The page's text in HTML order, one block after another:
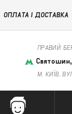
ОПЛАТА І ДОСТАВКА
ПРАВИЙ
М. КИЇВ,